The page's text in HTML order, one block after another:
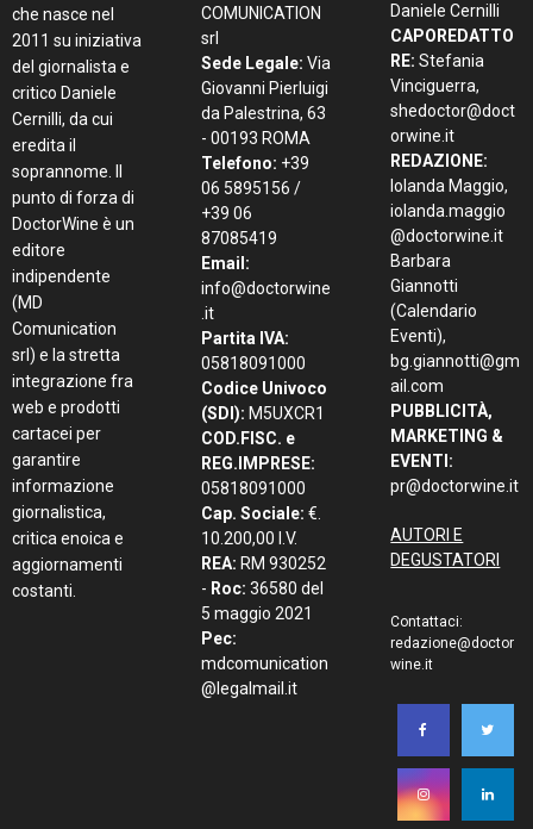
che nasce nel
2011 su iniziativa
del giornalista e
critico Daniele
Cernilli, da cui
eredita il
soprannome. Il
punto di forza di
DoctorWine è un
editore
indipendente
(MD
Comunication
srl) e la stretta
integrazione fra
web e prodotti
cartacei per
garantire
informazione
giornalistica,
critica enoica e
aggiornamenti
costanti.
COMUNICATION
srl
Sede Legale: Via
Giovanni Pierluigi
da Palestrina, 63
- 00193 ROMA
Telefono: +39
06 5895156 /
+39 06
87085419
Email:
info@doctorwine
.it
Partita IVA:
05818091000
Codice Univoco
(SDI): M5UXCR1
COD.FISC. e
REG.IMPRESE:
05818091000
Cap. Sociale: €.
10.200,00 I.V.
REA: RM 930252
- Roc: 36580 del
5 maggio 2021
Pec:
mdcomunication
@legalmail.it
Daniele Cernilli
CAPOREDATTO
RE: Stefania
Vinciguerra,
shedoctor@doct
orwine.it
REDAZIONE:
Iolanda Maggio,
iolanda.maggio
@doctorwine.it
Barbara
Giannotti
(Calendario
Eventi),
bg.giannotti@gm
ail.com
PUBBLICITÀ,
MARKETING &
EVENTI:
pr@doctorwine.it
AUTORI E
DEGUSTATORI
Contattaci:
redazione@doctor
wine.it